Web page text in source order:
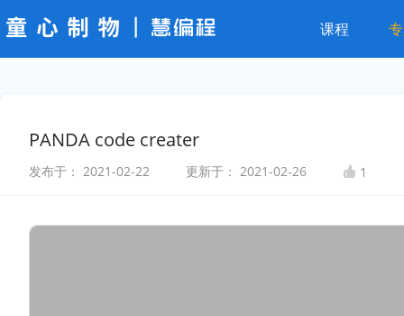
课程
PANDA code creater
发布于： 2021-02-22 更新于： 2021-02-26 1